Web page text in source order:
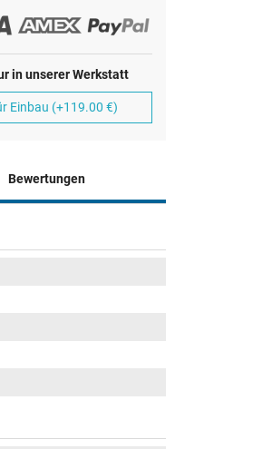
in unserer Werkstatt
Einbau (+119.00 €)
Bewertungen